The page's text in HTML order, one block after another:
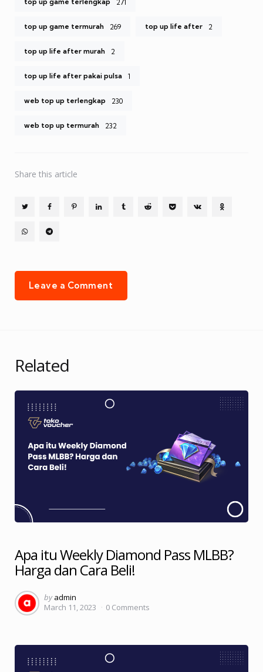
271
top up game termurah 269 top up life after 2
top up life after murah 2
top up life after pakai pulsa 1
web top up terlengkap 230
web top up termurah 232
Share this article
Leave a Comment
Related
Apa itu Weekly Diamond Pass MLBB?
Harga dan Cara Beli!
Posted
by
by admin
March 11, 2023
0 Comments